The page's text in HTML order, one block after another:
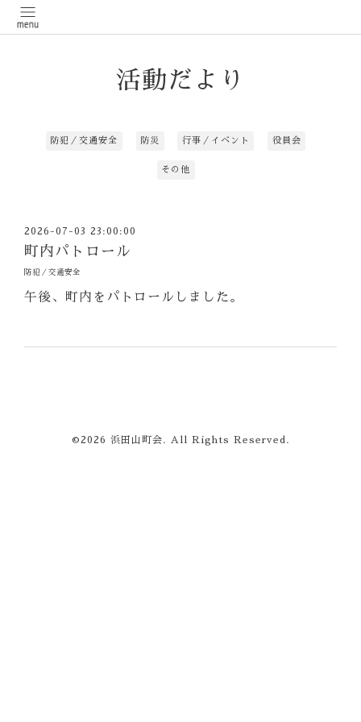
活動だより
防犯／交通安全 防災 行事／イベント 役員会
その他
2026-07-03 23:00:00
町内パトロール
防犯／交通安全
午後、町内をパトロールしました。
©2026 浜田山町会. All Rights Reserved.